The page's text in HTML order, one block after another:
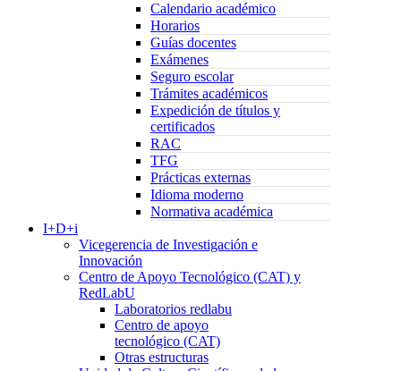
Calendario académico
Horarios
Guías docentes
Exámenes
Seguro escolar
Trámites académicos
Expedición de títulos y
certificados
RAC
TFG
Prácticas externas
Idioma moderno
Normativa académica
I+D+i
Vicegerencia de Investigación e
Innovación
Centro de Apoyo Tecnológico (CAT) y
RedLabU
Laboratorios redlabu
Centro de apoyo
tecnológico (CAT)
Otras estructuras